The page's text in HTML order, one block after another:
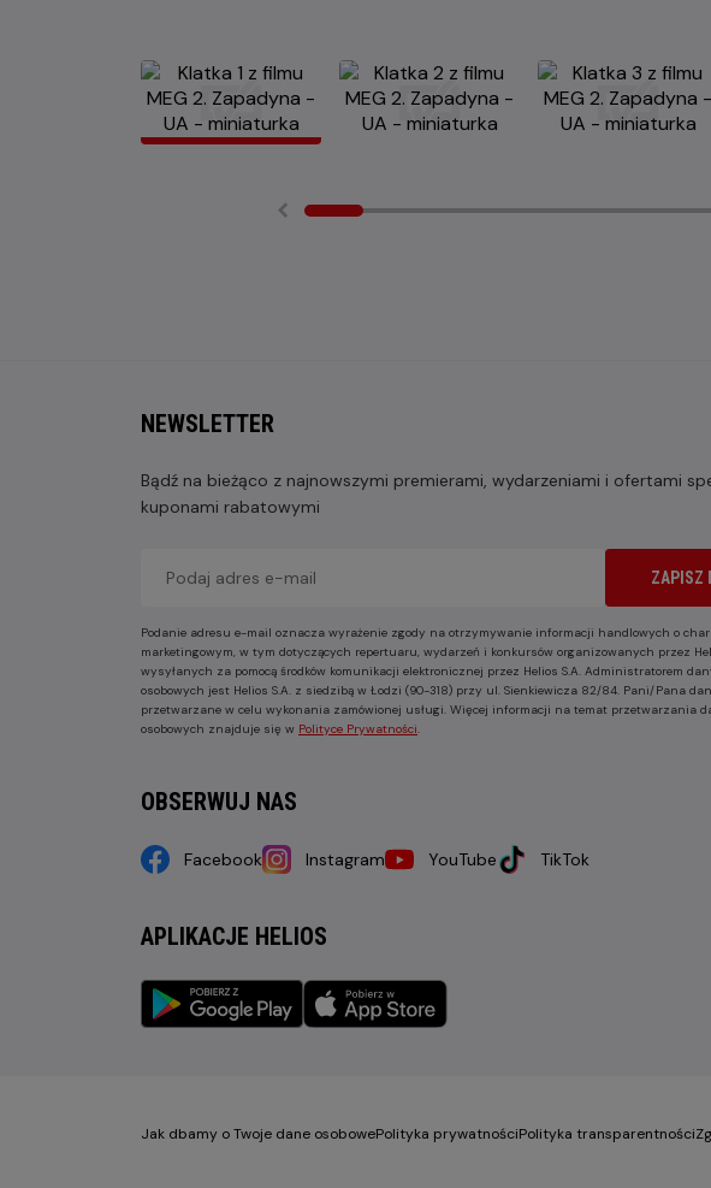
NEWSLETTER
Bądź na bieżąco z najnowszymi premierami, wydarzeniami i ofertami
kuponami rabatowymi
ZAPISZ
Podanie adresu e-mail oznacza wyrażenie zgody na otrzymywanie informacji handlowych o
marketingowym, w tym dotyczących repertuaru, wydarzeń i konkursów organizowanych przez
wysyłanych za pomocą środków komunikacji elektronicznej przez Helios S.A. Administratorem
osobowych jest Helios S.A. z siedzibą w Łodzi (90-318) przy ul. Sienkiewicza 82/84. Pani/Pana
przetwarzane w celu wykonania zamówionej usługi. Więcej informacji na temat przetwarzania
osobowych znajduje się w Polityce Prywatności.
OBSERWUJ NAS
Facebook Instagram YouTube TikTok
APLIKACJE HELIOS
Jak dbamy o Twoje dane osobowePolityka prywatnościPolityka transparentności